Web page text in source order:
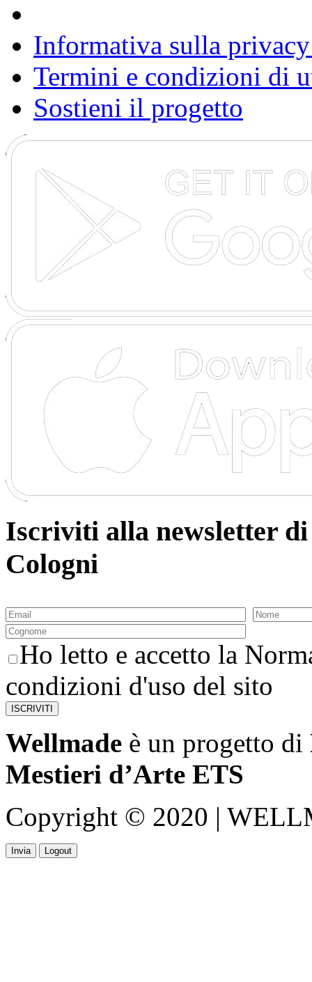
Informativa sulla
Termini e condizioni di
Sostieni il progetto
Iscriviti alla newsletter di
Cologni
Ho letto e accetto la
condizioni d'uso del sito
Wellmade è un progetto di
Mestieri d’Arte ETS
Copyright © 2020 |
Invia Logout